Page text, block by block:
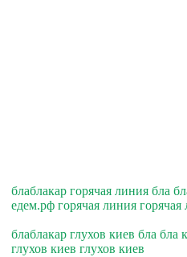
блаблакар горячая линия бла
едем.рф горячая линия горячая
блаблакар глухов киев бла бла
глухов киев глухов киев